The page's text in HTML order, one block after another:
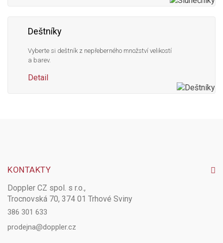
Deštníky
Vyberte si deštník z nepřeberného množství velikostí
a barev.
Detail
KONTAKTY
Doppler CZ spol. s r.o.,
Trocnovská 70, 374 01 Trhové Sviny
386 301 633
prodejna@doppler.cz